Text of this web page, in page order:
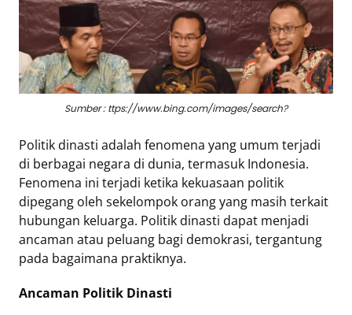
Sumber : ttps://www.bing.com/images/search?
Politik dinasti adalah fenomena yang umum terjadi
di berbagai negara di dunia, termasuk Indonesia.
Fenomena ini terjadi ketika kekuasaan politik
dipegang oleh sekelompok orang yang masih terkait
hubungan keluarga. Politik dinasti dapat menjadi
ancaman atau peluang bagi demokrasi, tergantung
pada bagaimana praktiknya.
Ancaman Politik Dinasti
Network
Republika
ID
ihram.republika.co.id
rejabar.republika.co.id
repjogja.republika.co.id
Republika
IQRA